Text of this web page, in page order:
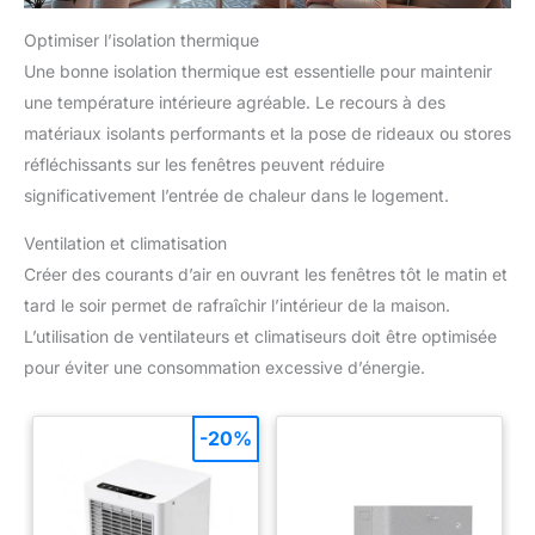
Optimiser l’isolation thermique
Une bonne isolation thermique est essentielle pour maintenir
une température intérieure agréable. Le recours à des
matériaux isolants performants et la pose de rideaux ou stores
réfléchissants sur les fenêtres peuvent réduire
significativement l’entrée de chaleur dans le logement.
Ventilation et climatisation
Créer des courants d’air en ouvrant les fenêtres tôt le matin et
tard le soir permet de rafraîchir l’intérieur de la maison.
L’utilisation de ventilateurs et climatiseurs doit être optimisée
pour éviter une consommation excessive d’énergie.
-20%